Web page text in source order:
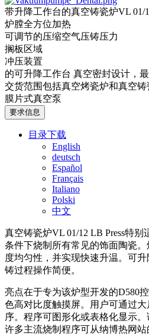
带升降工作台的真空铸瓷炉VL 01/
炉膛全方位加热
可调节的压缩空气压铸压力
搁板区域
冲压装置
的可升降工作台 真空密封设计，
交货范围包括真空烤瓷炉和真空
膜片式真空泵
要求信息
目录下载
English
deutsch
Español
Français
Italiano
Polski
中文
真空铸瓷炉VL 01/12 LB Press特
条件下烧制所有常见的饰面陶瓷
度均匀性，并实现快速升温。可
铸过程操作简便。
亮点在于专为该炉型开发的D580
色高对比度触摸屏。用户可通过
序。程序可图形化或表格化显示。
许多主流烧制程序可从纳博热网